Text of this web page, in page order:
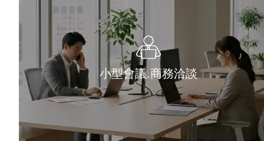
小型會議.商務洽談